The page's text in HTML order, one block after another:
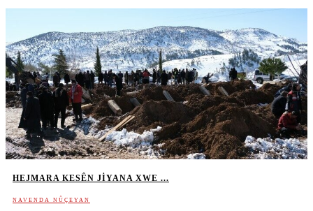
HEJMARA KESÊN JIYANA XWE ...
NAVENDA NÛÇEYAN